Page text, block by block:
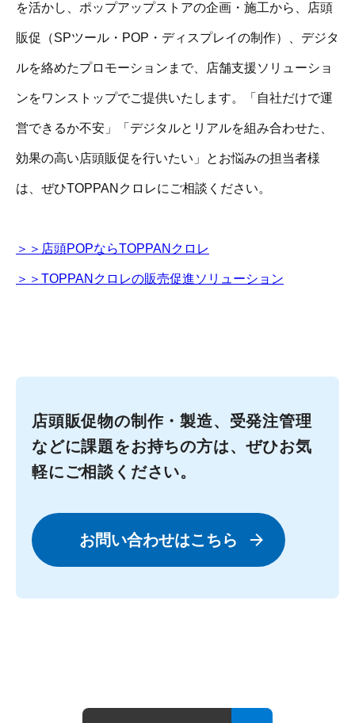
を活かし、ポップアップストアの企画・施工から、店頭
販促（SPツール・POP・ディスプレイの制作）、デジタ
ルを絡めたプロモーションまで、店舗支援ソリューショ
ンをワンストップでご提供いたします。「自社だけで運
営できるか不安」「デジタルとリアルを組み合わせた、
効果の高い店頭販促を行いたい」とお悩みの担当者様
は、ぜひTOPPANクロレにご相談ください。
＞＞店頭POPならTOPPANクロレ
＞＞TOPPANクロレの販売促進ソリューション
店頭販促物の制作・製造、受発注管理
などに課題をお持ちの方は、ぜひお気
軽にご相談ください。
お問い合わせはこちら